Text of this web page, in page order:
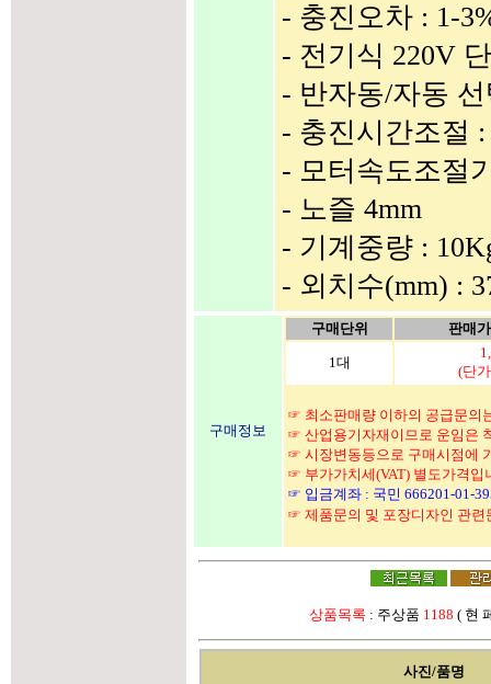
- 충진오차 : 1-
- 전기식 220V
- 반자동/자동
- 충진시간조절
- 모터속도조절
- 노즐 4mm
- 기계중량 :
- 외치수(mm) :
구매정보
구매단위 판매
1대
(단
☞ 최소판매량 이하의 공급문의
☞ 산업용기자재이므로 운임은
☞ 시장변동등으로 구매시점에
☞ 부가가치세(VAT) 별도가격입
☞ 입금계좌 : 국민 666201-01-
☞ 제품문의 및 포장디자인 관
상품목록 : 주상품 1188 ( 현
사진/품명